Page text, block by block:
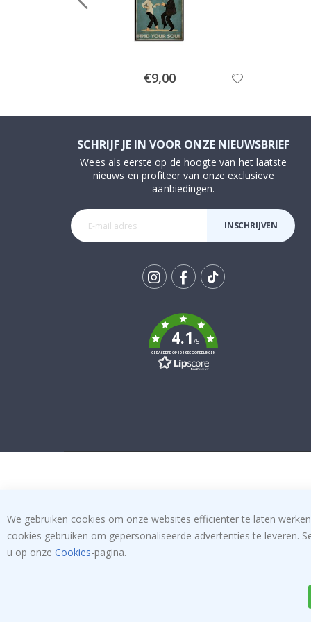
Special
Price
€9,00
SCHRIJF JE IN VOOR ONZE NIEUWSBRIEF
Wees als eerste op de hoogte van het laatste
nieuws en profiteer van onze exclusieve
aanbiedingen.
INSCHRIJVEN
k
4.1/5
GEBASEERD OP 1019 BEOORDELINGEN
We gebruiken cookies om onze websites efficiënter te laten
cookies gebruiken om gepersonaliseerde advertenties te leveren.
u op onze Cookies-pagina.